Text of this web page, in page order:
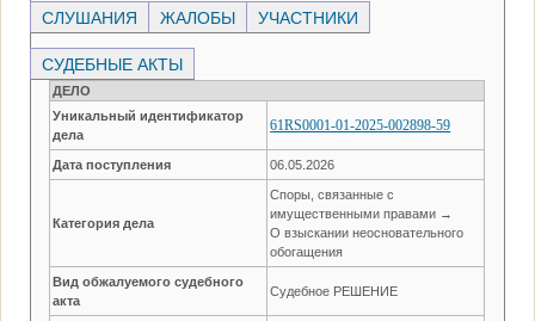
СЛУШАНИЯ ЖАЛОБЫ УЧАСТНИКИ
СУДЕБНЫЕ АКТЫ
ДЕЛО
Уникальный идентификатор
дела
61RS0001-01-2025-002898-59
Дата поступления 06.05.2026
Категория дела
Споры, связанные с
имущественными правами →
О взыскании неосновательного
обогащения
Вид обжалуемого судебного
акта
Судебное РЕШЕНИЕ